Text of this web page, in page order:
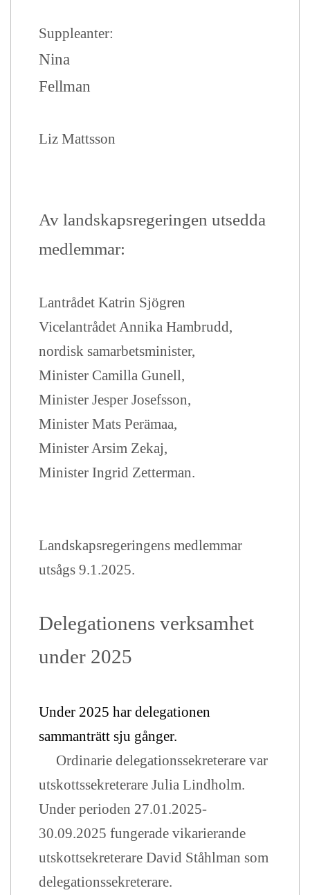
Suppleanter:
Nina
Fellman
Liz Mattsson
Av landskapsregeringen utsedda
medlemmar:
Lantrådet Katrin Sjögren
Vicelantrådet Annika Hambrudd,
nordisk samarbetsminister,
Minister Camilla Gunell,
Minister Jesper Josefsson,
Minister Mats Perämaa,
Minister Arsim Zekaj,
Minister Ingrid Zetterman.
Landskapsregeringens medlemmar
utsågs 9.1.2025.
Delegationens verksamhet
under 2025
Under 2025 har delegationen
sammanträtt sju gånger.
Ordinarie delegationssekreterare var
utskottssekreterare Julia Lindholm.
Under perioden 27.01.2025-
30.09.2025 fungerade vikarierande
utskottsekreterare David Ståhlman som
delegationssekreterare.